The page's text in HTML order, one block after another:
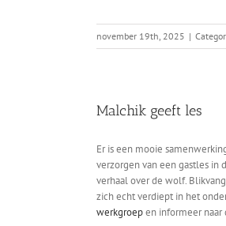
november 19th, 2025 |
Malchik geeft les
Er is een mooie
verzorgen van een gastles in
verhaal over de wolf.
zich echt verdiept in het
werkgroepen informeer